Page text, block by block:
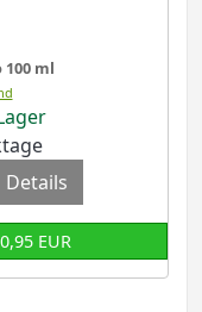
100 ml
Details
EUR